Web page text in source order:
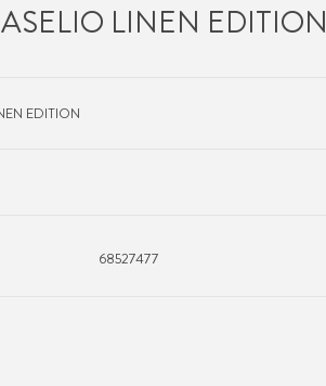
LINEN EDITION
EDITION
68527477